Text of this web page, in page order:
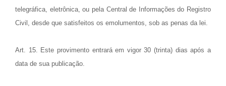
telegráfica, eletrônica, ou pela Central de Informações do Registro
Civil, desde que satisfeitos os emolumentos, sob as penas da lei.
Art. 15. Este provimento entrará em vigor 30 (trinta) dias após a
data de sua publicação.